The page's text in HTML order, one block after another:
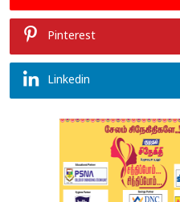
Pinterest
Linkedin